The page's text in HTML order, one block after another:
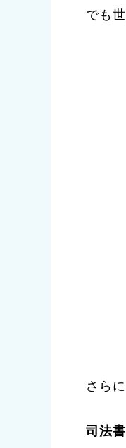
でも
さら
司法